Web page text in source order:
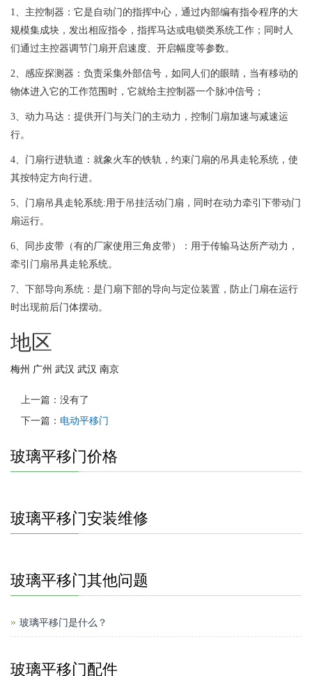
1、主控制器：它是自动门的指挥中心，通过内部编有指令程序的大
规模集成块，发出相应指令，指挥马达或电锁类系统工作；同时人
们通过主控器调节门扇开启速度、开启幅度等参数。
2、感应探测器：负责采集外部信号，如同人们的眼睛，当有移动的
物体进入它的工作范围时，它就给主控制器一个脉冲信号；
3、动力马达：提供开门与关门的主动力，控制门扇加速与减速运
行。
4、门扇行进轨道：就象火车的铁轨，约束门扇的吊具走轮系统，使
其按特定方向行进。
5、门扇吊具走轮系统:用于吊挂活动门扇，同时在动力牵引下带动门
扇运行。
6、同步皮带（有的厂家使用三角皮带）：用于传输马达所产动力，
牵引门扇吊具走轮系统。
7、下部导向系统：是门扇下部的导向与定位装置，防止门扇在运行
时出现前后门体摆动。
地区
梅州 广州 武汉 武汉 南京
上一篇：没有了
下一篇： 电动平移门
玻璃平移门价格
玻璃平移门安装维修
玻璃平移门其他问题
玻璃平移门是什么？
玻璃平移门配件